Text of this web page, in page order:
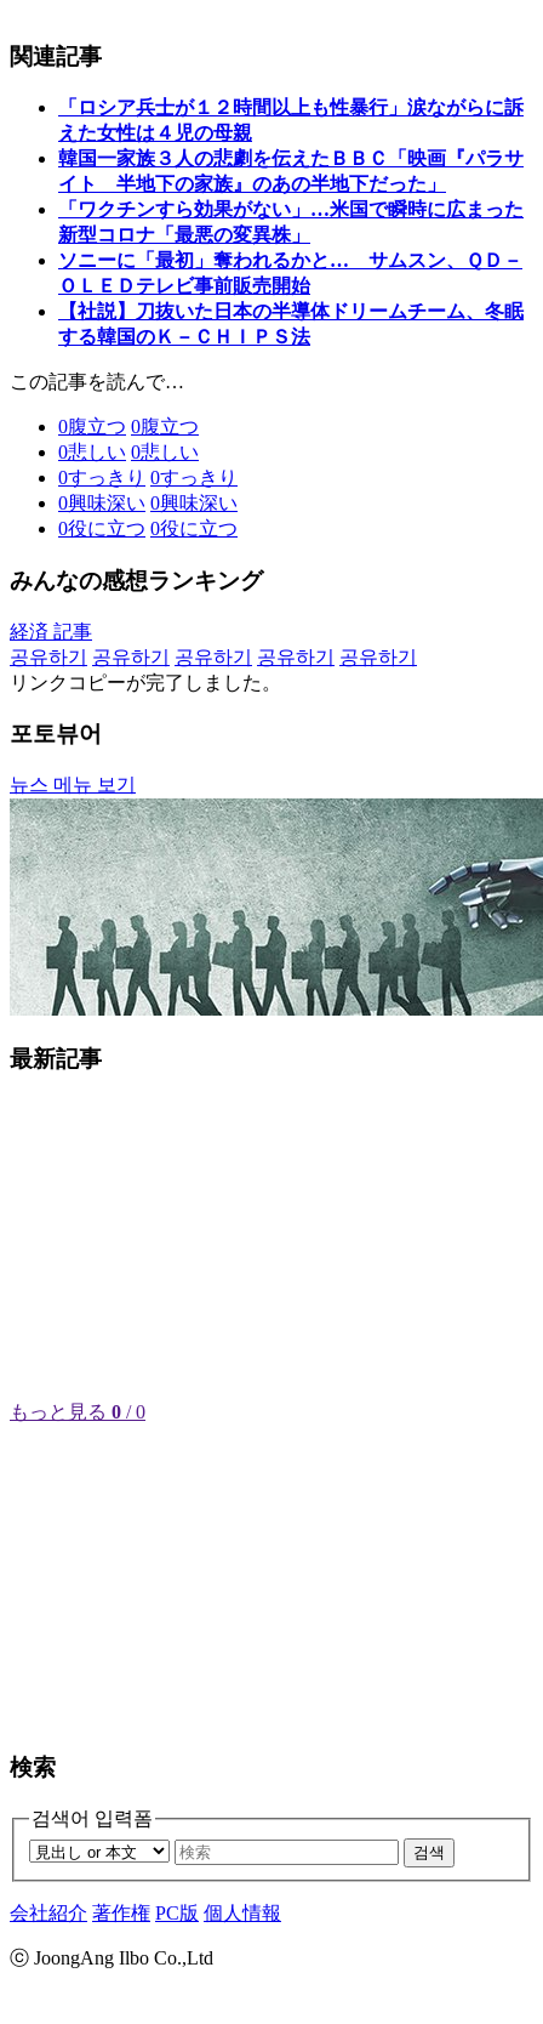
関連記事
「ロシア兵士が１２時間以上も性暴行」涙ながらに訴
えた女性は４児の母親
韓国一家族３人の悲劇を伝えたＢＢＣ「映画『パラサ
イト 半地下の家族』のあの半地下だった」
「ワクチンすら効果がない」…米国で瞬時に広まった
新型コロナ「最悪の変異株」
ソニーに「最初」奪われるかと… サムスン、ＱＤ－
ＯＬＥＤテレビ事前販売開始
【社説】刀抜いた日本の半導体ドリームチーム、冬眠
する韓国のＫ－ＣＨＩＰＳ法
この記事を読んで…
0腹立つ 0腹立つ
0悲しい 0悲しい
0すっきり 0すっきり
0興味深い 0興味深い
0役に立つ 0役に立つ
みんなの感想ランキング
経済 記事
공유하기
공유하기 공유하기 공유하기
공유하기
リンクコピーが完了しました。
포토뷰어
뉴스 메뉴 보기
最新記事
もっと見る 0 / 0
検索
검색어 입력폼
검색
会社紹介 著作権 PC版 個人情報
ⓒ JoongAng Ilbo Co.,Ltd